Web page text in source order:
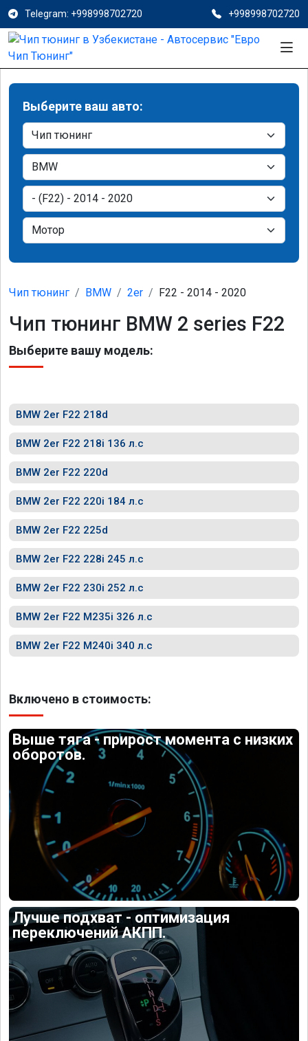
Telegram: +998998702720 +998998702720
Выберите ваш авто:
Чип тюнинг BMW 2er F22 - 2014 - 2020
Чип тюнинг BMW 2 series F22
Выберите вашу модель:
BMW 2er F22 218d
BMW 2er F22 218i 136 л.с
BMW 2er F22 220d
BMW 2er F22 220i 184 л.с
BMW 2er F22 225d
BMW 2er F22 228i 245 л.с
BMW 2er F22 230i 252 л.с
BMW 2er F22 M235i 326 л.с
BMW 2er F22 M240i 340 л.с
Включено в стоимость:
Выше тяга - прирост момента с низких
оборотов.
Лучше подхват - оптимизация
переключений АКПП.